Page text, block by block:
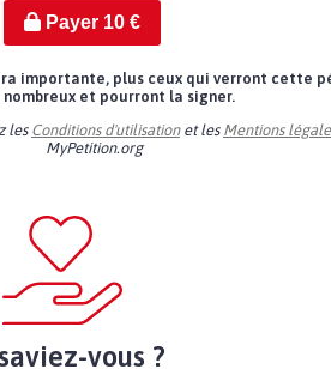
Payer 10€
importante, plus ceux qui verront cette
nombreux et pourront la signer.
les Conditions d'utilisationet les Mentions
MyPetition.org
vous ?